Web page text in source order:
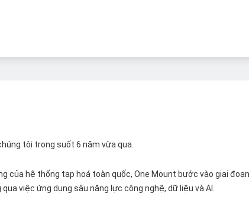
tôi trong suốt 6 năm vừa qua.
của hệ thống tạp hoá toàn quốc, One Mount bước vào giai
việc ứng dụng sâu năng lực công nghệ, dữ liệu và AI.